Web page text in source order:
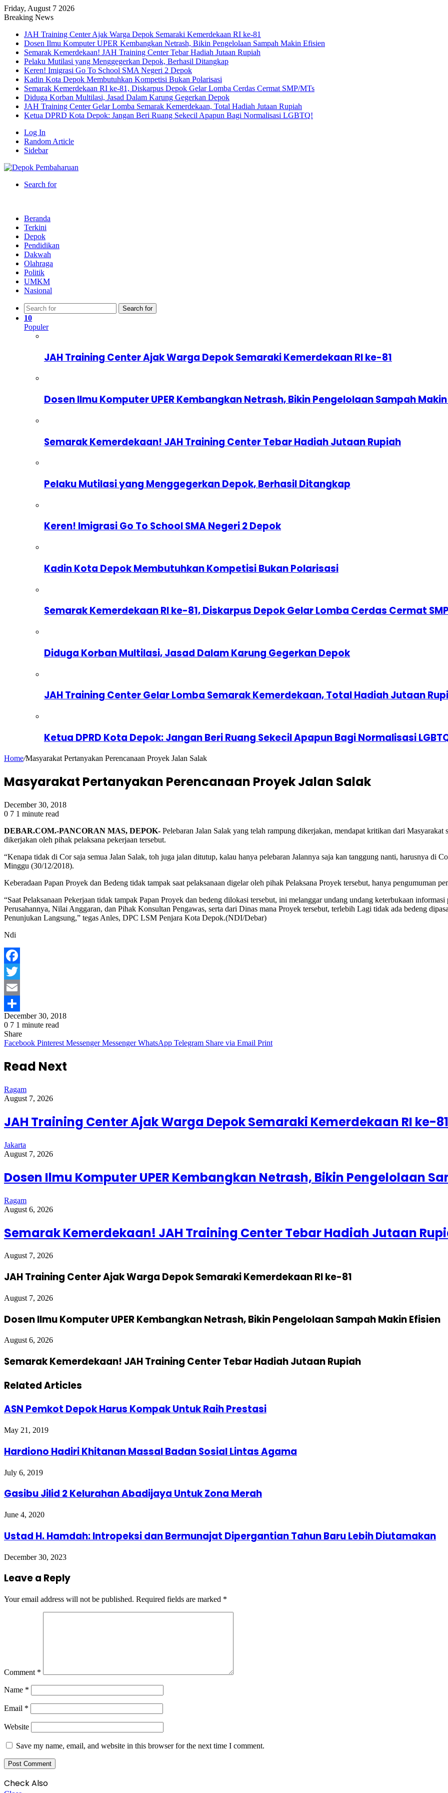
Friday, August 7 2026
Breaking News
JAH Training Center Ajak Warga Depok Semaraki Kemerdekaan RI ke-81
Dosen Ilmu Komputer UPER Kembangkan Netrash, Bikin Pengelolaan Sampah Makin Efisien
Semarak Kemerdekaan! JAH Training Center Tebar Hadiah Jutaan Rupiah
Pelaku Mutilasi yang Menggegerkan Depok, Berhasil Ditangkap
Keren! Imigrasi Go To School SMA Negeri 2 Depok
Kadin Kota Depok Membutuhkan Kompetisi Bukan Polarisasi
Semarak Kemerdekaan RI ke-81, Diskarpus Depok Gelar Lomba Cerdas Cermat SMP/MTs
Diduga Korban Multilasi, Jasad Dalam Karung Gegerkan Depok
JAH Training Center Gelar Lomba Semarak Kemerdekaan, Total Hadiah Jutaan Rupiah
Ketua DPRD Kota Depok: Jangan Beri Ruang Sekecil Apapun Bagi Normalisasi LGBTQ!
Log In
Random Article
Sidebar
Search for
Beranda
Terkini
Depok
Pendidikan
Dakwah
Olahraga
Politik
UMKM
Nasional
Search for
10
Populer
JAH Training Center Ajak Warga Depok Semaraki Kemerdekaan RI ke-81
Dosen Ilmu Komputer UPER Kembangkan Netrash, Bikin Pengelolaan Sampah
Semarak Kemerdekaan! JAH Training Center Tebar Hadiah Jutaan Rupiah
Pelaku Mutilasi yang Menggegerkan Depok, Berhasil Ditangkap
Keren! Imigrasi Go To School SMA Negeri 2 Depok
Kadin Kota Depok Membutuhkan Kompetisi Bukan Polarisasi
Semarak Kemerdekaan RI ke-81, Diskarpus Depok Gelar Lomba Cerdas Cermat
Diduga Korban Multilasi, Jasad Dalam Karung Gegerkan Depok
JAH Training Center Gelar Lomba Semarak Kemerdekaan, Total Hadiah Jutaan
Ketua DPRD Kota Depok: Jangan Beri Ruang Sekecil Apapun Bagi Normalisasi
Home/Masyarakat Pertanyakan Perencanaan Proyek Jalan Salak
Masyarakat Pertanyakan Perencanaan Proyek Jalan Salak
December 30, 2018
0 7 1 minute read
DEBAR.COM.-PANCORAN MAS, DEPOK- Pelebaran Jalan Salak yang telah rampung dikerjakan, mendapat kritikan dari Masyarakat
dikerjakan oleh pihak pelaksana pekerjaan tersebut.
“Kenapa tidak di Cor saja semua Jalan Salak, toh juga jalan ditutup, kalau hanya pelebaran Jalannya saja kan tanggung nanti, harusnya di
Minggu (30/12/2018).
Keberadaan Papan Proyek dan Bedeng tidak tampak saat pelaksanaan digelar oleh pihak Pelaksana Proyek tersebut, hanya pengumuman
“Saat Pelaksanaan Pekerjaan tidak tampak Papan Proyek dan bedeng dilokasi tersebut, ini melanggar undang undang keterbukaan
Perusahannya, Nilai Anggaran, dan Pihak Konsultan Pengawas, serta dari Dinas mana Proyek tersebut, terlebih Lagi tidak ada bedeng
Penunjukan Langsung,” tegas Anles, DPC LSM Penjara Kota Depok.(NDI/Debar)
Ndi
Facebook
Twitter
Email
Share
December 30, 2018
0 7 1 minute read
Share
Facebook Pinterest Messenger Messenger WhatsApp Telegram Share via Email Print
Read Next
Ragam
August 7, 2026
JAH Training Center Ajak Warga Depok Semaraki Kemerdekaan RI ke-81
Jakarta
August 7, 2026
Dosen Ilmu Komputer UPER Kembangkan Netrash, Bikin Pengelolaan
Ragam
August 6, 2026
Semarak Kemerdekaan! JAH Training Center Tebar Hadiah Jutaan
August 7, 2026
JAH Training Center Ajak Warga Depok Semaraki Kemerdekaan RI ke-81
August 7, 2026
Dosen Ilmu Komputer UPER Kembangkan Netrash, Bikin Pengelolaan Sampah Makin Efisien
August 6, 2026
Semarak Kemerdekaan! JAH Training Center Tebar Hadiah Jutaan Rupiah
Related Articles
ASN Pemkot Depok Harus Kompak Untuk Raih Prestasi
May 21, 2019
Hardiono Hadiri Khitanan Massal Badan Sosial Lintas Agama
July 6, 2019
Gasibu Jilid 2 Kelurahan Abadijaya Untuk Zona Merah
June 4, 2020
Ustad H. Hamdah: Intropeksi dan Bermunajat Dipergantian Tahun Baru Lebih Diutamakan
December 30, 2023
Leave a Reply
Your email address will not be published. Required fields are marked *
Comment *
Name *
Email *
Website
Save my name, email, and website in this browser for the next time I comment.
Check Also